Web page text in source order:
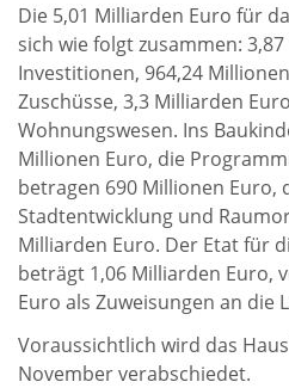
Die 5,01 Milliarden Euro für
sich wie folgt zusammen:
Investitionen, 964,24
Zuschüsse, 3,3 Milliarden
Wohnungswesen. Ins
Millionen Euro, die
betragen 690 Millionen Euro,
Stadtentwicklung und
Milliarden Euro. Der Etat für
beträgt 1,06 Milliarden Euro,
Euro als Zuweisungen an die
Voraussichtlich wird das
November verabschiedet.